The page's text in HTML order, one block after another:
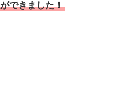
できました！